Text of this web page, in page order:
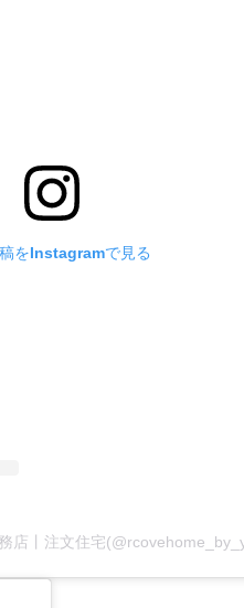
をInstagramで見る